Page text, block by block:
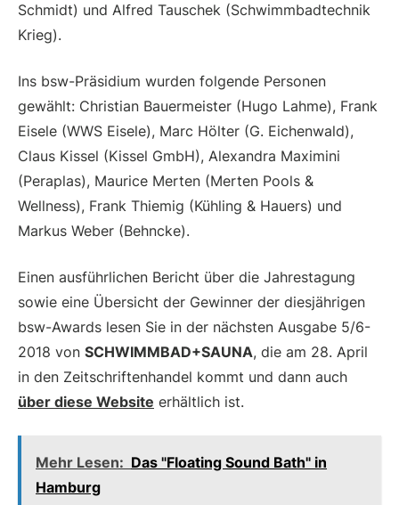
Schmidt) und Alfred Tauschek (Schwimmbadtechnik
Krieg).
Ins bsw-Präsidium wurden folgende Personen
gewählt: Christian Bauermeister (Hugo Lahme), Frank
Eisele (WWS Eisele), Marc Hölter (G. Eichenwald),
Claus Kissel (Kissel GmbH), Alexandra Maximini
(Peraplas), Maurice Merten (Merten Pools &
Wellness), Frank Thiemig (Kühling & Hauers) und
Markus Weber (Behncke).
Einen ausführlichen Bericht über die Jahrestagung
sowie eine Übersicht der Gewinner der diesjährigen
bsw-Awards lesen Sie in der nächsten Ausgabe 5/6-
2018 von SCHWIMMBAD+SAUNA, die am 28. April
in den Zeitschriftenhandel kommt und dann auch
über diese Website erhältlich ist.
Mehr Lesen: Das "Floating Sound Bath" in
Hamburg